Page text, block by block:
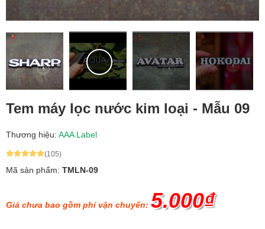
Tem máy lọc nước kim loại - Mẫu 09
Thương hiệu: AAA Label
(105)
Mã sản phẩm: TMLN-09
Giá chưa bao gồm phí vận chuyển: 5.000₫